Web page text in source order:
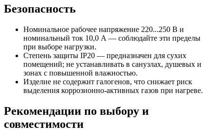
Безопасность
Номинальное рабочее напряжение 220...250 В и
номинальный ток 10,0 А — соблюдайте эти пределы
при выборе нагрузки.
Степень защиты IP20 — предназначен для сухих
помещений; не устанавливать в санузлах, душевых и
зонах с повышенной влажностью.
Изделие не содержит галогенов, что снижает риск
выделения коррозионно-активных газов при нагреве.
Рекомендации по выбору и
совместимости